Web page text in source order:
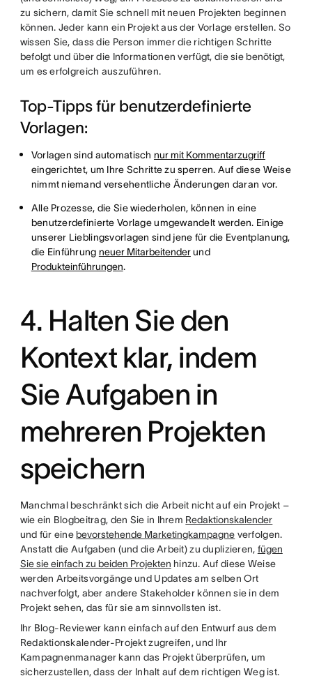
zu sichern, damit Sie schnell mit neuen Projekten beginnen
können. Jeder kann ein Projekt aus der Vorlage erstellen. So
wissen Sie, dass die Person immer die richtigen Schritte
befolgt und über die Informationen verfügt, die sie benötigt,
um es erfolgreich auszuführen.
Top-Tipps für benutzerdefinierte
Vorlagen:
Vorlagen sind automatisch nur mit Kommentarzugriff
eingerichtet, um Ihre Schritte zu sperren. Auf diese Weise
nimmt niemand versehentliche Änderungen daran vor.
Alle Prozesse, die Sie wiederholen, können in eine
benutzerdefinierte Vorlage umgewandelt werden. Einige
unserer Lieblingsvorlagen sind jene für die Eventplanung,
die Einführung neuer Mitarbeitenderund
Produkteinführungen.
4. Halten Sie den
Kontext klar, indem
Sie Aufgaben in
mehreren Projekten
speichern
Manchmal beschränkt sich die Arbeit nicht auf ein Projekt –
wie ein Blogbeitrag, den Sie in Ihrem Redaktionskalender
und für eine bevorstehende Marketingkampagne verfolgen.
Anstatt die Aufgaben (und die Arbeit) zu duplizieren, fügen
Sie sie einfach zu beiden Projekten hinzu. Auf diese Weise
werden Arbeitsvorgänge und Updates am selben Ort
nachverfolgt, aber andere Stakeholder können sie in dem
Projekt sehen, das für sie am sinnvollsten ist.
Ihr Blog-Reviewer kann einfach auf den Entwurf aus dem
Redaktionskalender-Projekt zugreifen, und Ihr
Kampagnenmanager kann das Projekt überprüfen, um
sicherzustellen, dass der Inhalt auf dem richtigen Weg ist.